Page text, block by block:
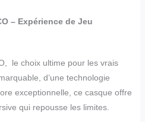
– Expérience de Jeu
le choix ultime pour les vrais
d’une technologie
exceptionnelle, ce casque offre
qui repousse les limites.